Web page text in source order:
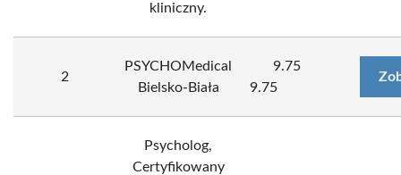
kliniczny.
2
PSYCHOMedical
Bielsko-Biała
9.75
9.75
Psycholog,
Certyfikowany